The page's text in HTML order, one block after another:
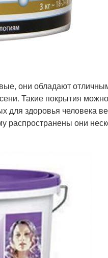
они обладают
Такие покрытия
для здоровья человека
распространены они